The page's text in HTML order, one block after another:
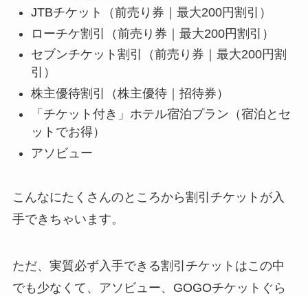
JTBチケット（前売り券｜最大200円割引）
ローチケ割引（前売り券｜最大200円割引）
セブンチケット割引（前売り券｜最大200円割
引）
株主優待割引（株主優待｜招待券）
「チケット付き」ホテル宿泊プラン（宿泊とセ
ットでお得）
アソビュー
こんなにたくさんのところから割引チケットが入
手できちゃいます。
ただ、実質必ず入手できる割引チケットはこの中
でも少なくて、アソビュー、GOGOチケットぐら